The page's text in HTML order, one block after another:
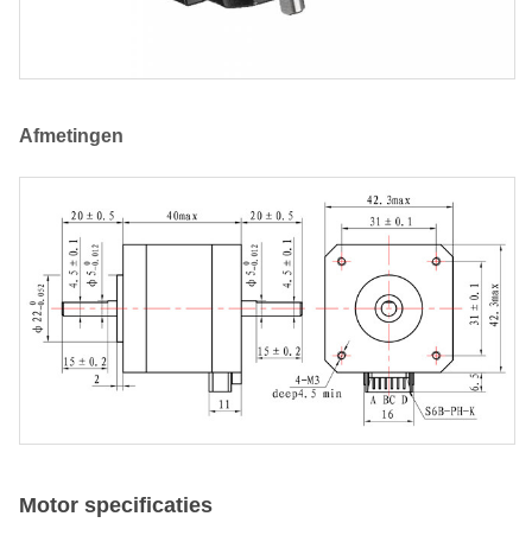
Afmetingen
Motor specificaties